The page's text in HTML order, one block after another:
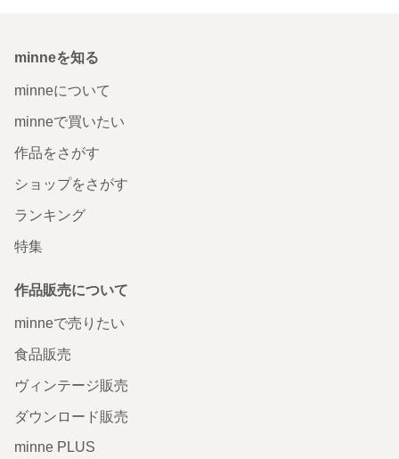
minneを知る
minneについて
minneで買いたい
作品をさがす
ショップをさがす
ランキング
特集
作品販売について
minneで売りたい
食品販売
ヴィンテージ販売
ダウンロード販売
minne PLUS